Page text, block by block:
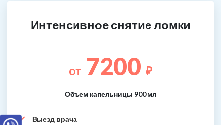
Интенсивное снятие ломки
от 7200 ₽
Объем капельницы 900 мл
Выезд врача